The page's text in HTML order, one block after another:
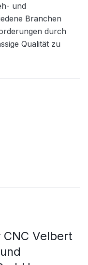
und
Branchen
durch
Qualität zu
Velbert